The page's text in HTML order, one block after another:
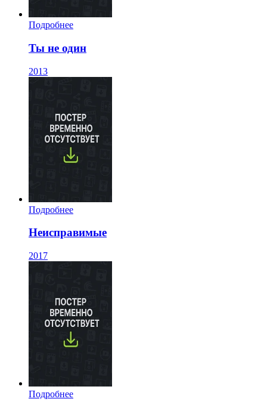
Подробнее
Ты не один
2013
Подробнее
Неисправимые
2017
Подробнее